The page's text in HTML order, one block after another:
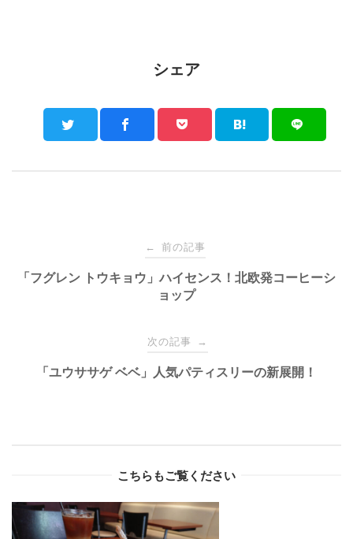
シェア
navigation
← 前の記事
「フグレン トウキョウ」ハイセンス！北欧発コーヒーシ
ョップ
次の記事 →
「ユウササゲ ベベ」人気パティスリーの新展開！
こちらもご覧ください